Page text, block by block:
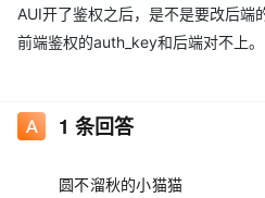
AUI开了鉴权之后，是不是要改后端
前端鉴权的auth_key和后端对不上。
1 条回答
圆不溜秋的小猫猫